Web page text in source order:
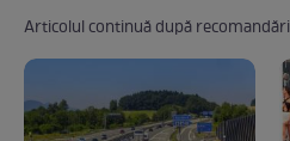
Articolul continuă după recomandări